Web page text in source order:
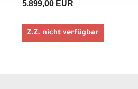
5.899,00 EUR
Z.Z. nicht verfügbar